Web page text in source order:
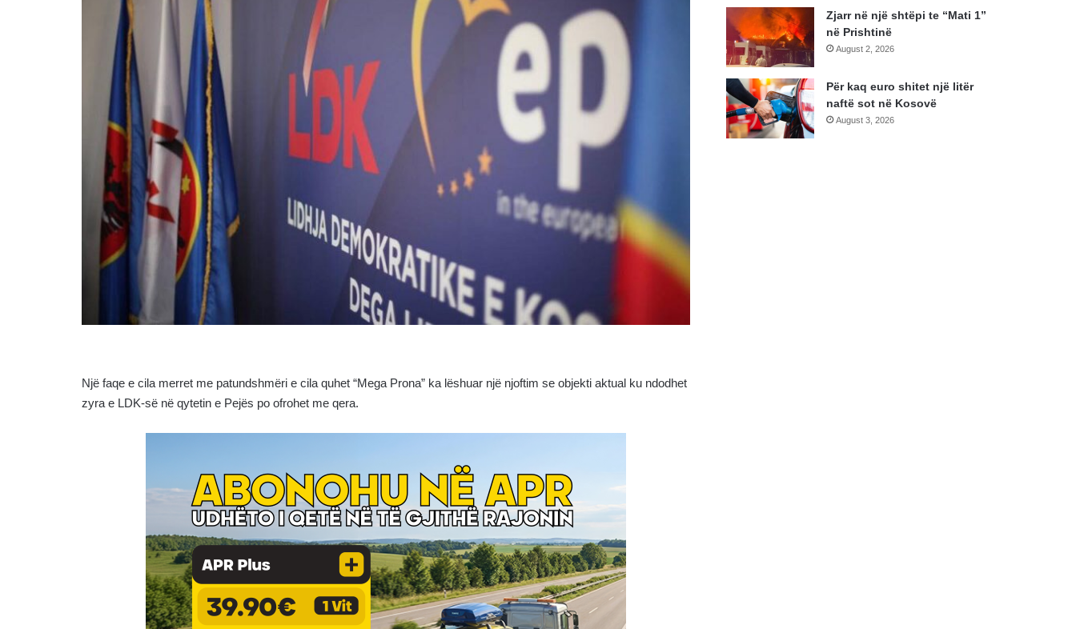
Një faqe e cila merret me patundshmëri e cila quhet “Mega Prona” ka lëshuar një njoftim se objekti aktual ku ndodhet
zyra e LDK-së në qytetin e Pejës po ofrohet me qera.
Zjarr në një shtëpi te “Mati 1”
në Prishtinë
August 2, 2026
Për kaq euro shitet një litër
naftë sot në Kosovë
August 3, 2026